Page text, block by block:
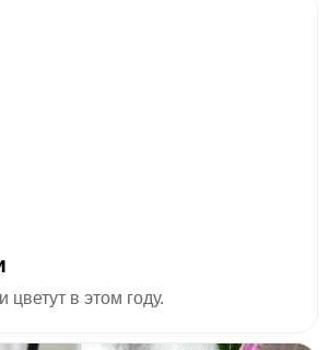
цветут в этом году.